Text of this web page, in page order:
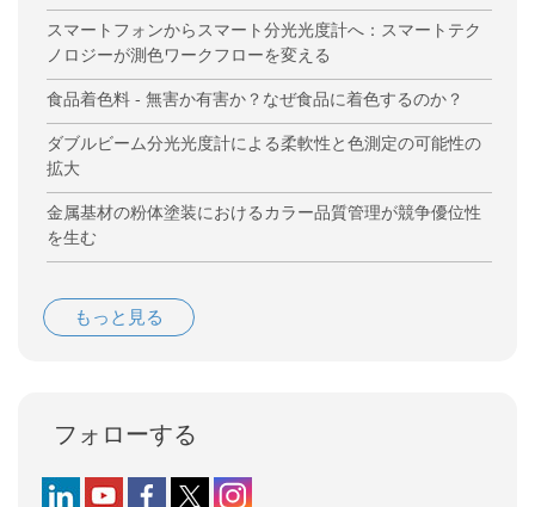
スマートフォンからスマート分光光度計へ：スマートテク
ノロジーが測色ワークフローを変える
食品着色料 - 無害か有害か？なぜ食品に着色するのか？
ダブルビーム分光光度計による柔軟性と色測定の可能性の
拡大
金属基材の粉体塗装におけるカラー品質管理が競争優位性
を生む
もっと見る
フォローする
Follow us on LinkedIn
Follow us on YouTube
Follow us on Facebook
Follow us on X (formerly Twitter)
Follow us on Instagram